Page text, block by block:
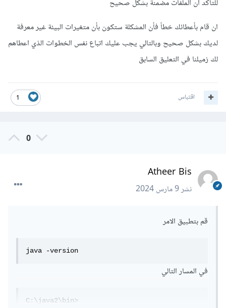
للتأكد ان الملفات مضمنة بشكل صحيح
ان قام بأعطائك خطأ فأن المشكلة ستكون بأن متغيرات البيئة غير معرفة
لديك بشكل صحيح وبالتالي يجب عليك اتباع نفس الخطوات الذي اعطاهم
لك زميلنا في التعليق السابق
1 اقتباس
0
Atheer Bis
نشر9 مارس 2024
قم بتطبيق الامر
java -version
في المسار التالي
C:\java2\bin>